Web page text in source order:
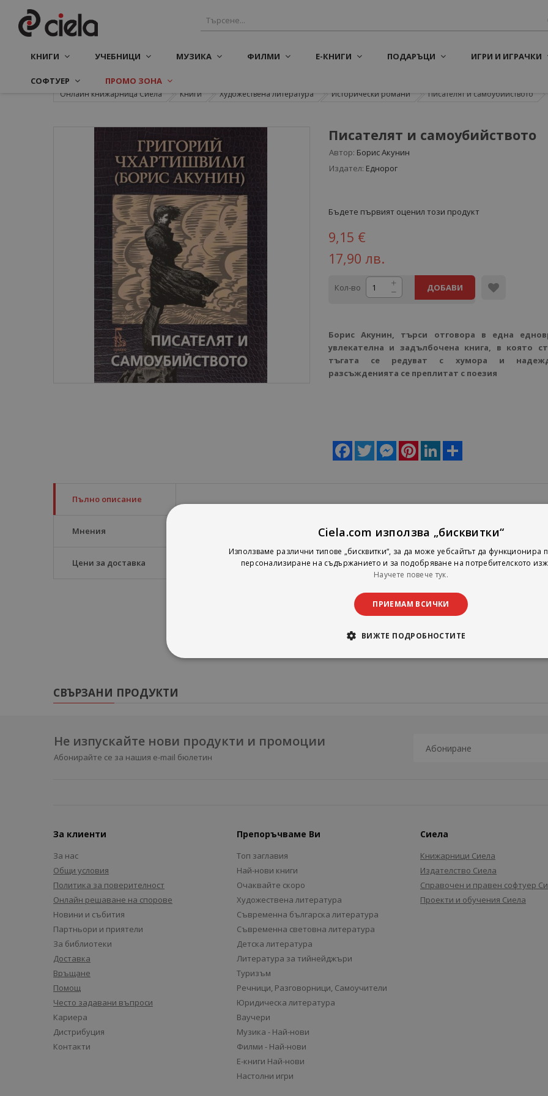
КНИГИ УЧЕБНИЦИ МУЗИКА ФИЛМИ Е-КНИГИ ПОДАРЪЦИ ИГРИ И ИГРАЧКИ
СОФТУЕР ПРОМО ЗОНА
Онлайн книжарница Сиела Книги Художествена литература Исторически романи Писателят и самоубийството
Писателят и самоубийството
Автор: Борис Акунин
Издател: Еднорог
Бъдете първият оценил този продукт
9,15 €
17,90 лв.
Кол-во ДОБАВИ
Борис Акунин, търси отговора в една
увлекателна и задълбочена книга, в която
тъгата се редуват с хумора и
разсъжденията се преплитат с поезия
Facebook
Twitter MessengerPinterestLinkedIn
Пълно описание
Мнения
Цени за доставка
Писателят – мъченик, визионер с оголени нерви, жертва на действителността.
Въпросът – кое кара човека да отхвърли най-ценния дар?
СВЪРЗАНИ ПРОДУКТИ
Не изпускайте нови продукти и промоции
Абонирайте се за нашия e-mail бюлетин
За клиенти
За нас
Общи условия
Политика за поверителност
Онлайн решаване на спорове
Новини и събития
Партньори и приятели
За библиотеки
Доставка
Връщане
Помощ
Често задавани въпроси
Кариера
Дистрибуция
Контакти
Препоръчваме Ви
Топ заглавия
Най-нови книги
Очаквайте скоро
Художествена литература
Съвременна българска литература
Съвременна световна литература
Детска литература
Литература за тийнейджъри
Туризъм
Речници, Разговорници, Самоучители
Юридическа литература
Ваучери
Музика - Най-нови
Филми - Най-нови
Е-книги Най-нови
Настолни игри
Сиела
Книжарници Сиела
Издателство Сиела
Справочен и правен софтуер
Проекти и обучения Сиела
Ciela.com използва „бисквитки“
Използваме различни типове „бисквитки“, за да може уебсайтът да функционира
персонализиране на съдържанието и за подобряване на потребителското
Научете повече тук.
ПРИЕМАМ ВСИЧКИ
ВИЖТЕ ПОДРОБНОСТИТЕ